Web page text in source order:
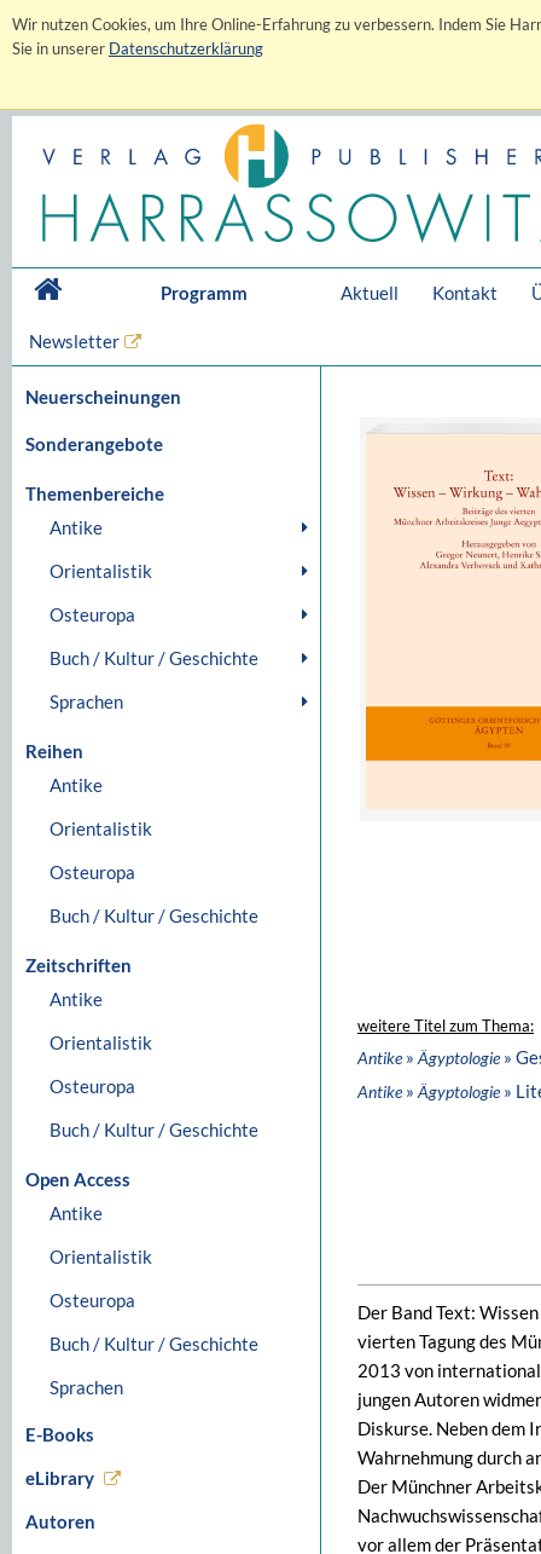
Wir nutzen Cookies, um Ihre Online-Erfahrung zu verbessern. Indem Sie
Sie in unserer Datenschutzerklärung
Programm Aktuell Kontakt
Newsletter
Neuerscheinungen
Sonderangebote
Themenbereiche
Antike
Orientalistik
Osteuropa
Buch / Kultur / Geschichte
Sprachen
Reihen
Antike
Orientalistik
Osteuropa
Buch / Kultur / Geschichte
Zeitschriften
Antike
Orientalistik
Osteuropa
Buch / Kultur / Geschichte
Open Access
Antike
Orientalistik
Osteuropa
Buch / Kultur / Geschichte
Sprachen
E-Books
eLibrary
Autoren
weitere Titel zum Thema:
Antike» Ägyptologie»
Antike» Ägyptologie»
Der Band Text:
vierten Tagung des
2013 von
jungen Autoren
Diskurse. Neben dem
Wahrnehmung durch
Der Münchner
vor allem der